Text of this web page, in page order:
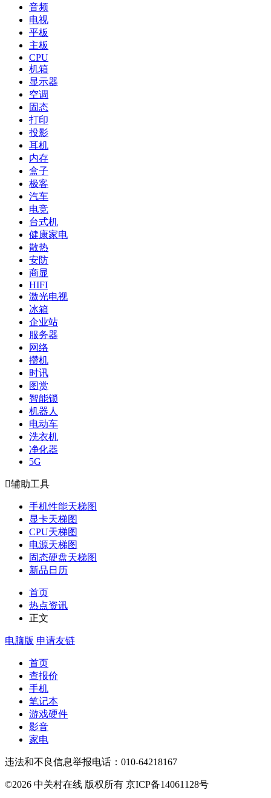
音频
电视
平板
主板
CPU
机箱
显示器
空调
固态
打印
投影
耳机
内存
盒子
极客
汽车
电竞
台式机
健康家电
散热
安防
商显
HIFI
激光电视
冰箱
企业站
服务器
网络
攒机
时讯
图赏
智能锁
机器人
电动车
洗衣机
净化器
5G
辅助工具
手机性能天梯图
显卡天梯图
CPU天梯图
电源天梯图
固态硬盘天梯图
新品日历
首页
热点资讯
正文
电脑版 申请友链
首页
查报价
手机
笔记本
游戏硬件
影音
家电
违法和不良信息举报电话：010-64218167
©2026 中关村在线 版权所有 京ICP备14061128号